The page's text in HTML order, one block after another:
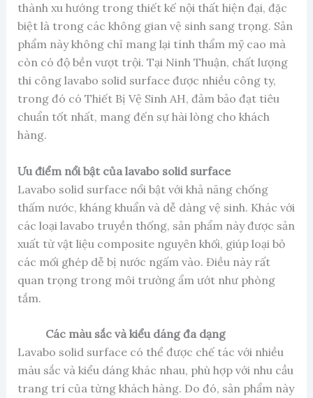
thành xu hướng trong thiết kế nội thất hiện đại, đặc
biệt là trong các không gian vệ sinh sang trọng. Sản
phẩm này không chỉ mang lại tính thẩm mỹ cao mà
còn có độ bền vượt trội. Tại Ninh Thuận, chất lượng
thi công lavabo solid surface được nhiều công ty,
trong đó có Thiết Bị Vệ Sinh AH, đảm bảo đạt tiêu
chuẩn tốt nhất, mang đến sự hài lòng cho khách
hàng.
Ưu điểm nổi bật của lavabo solid surface
Lavabo solid surface nổi bật với khả năng chống
thấm nước, kháng khuẩn và dễ dàng vệ sinh. Khác với
các loại lavabo truyền thống, sản phẩm này được sản
xuất từ vật liệu composite nguyên khối, giúp loại bỏ
các mối ghép dễ bị nước ngấm vào. Điều này rất
quan trọng trong môi trường ẩm ướt như phòng
tắm.
Các màu sắc và kiểu dáng đa dạng
Lavabo solid surface có thể được chế tác với nhiều
màu sắc và kiểu dáng khác nhau, phù hợp với nhu cầu
trang trí của từng khách hàng. Do đó, sản phẩm này